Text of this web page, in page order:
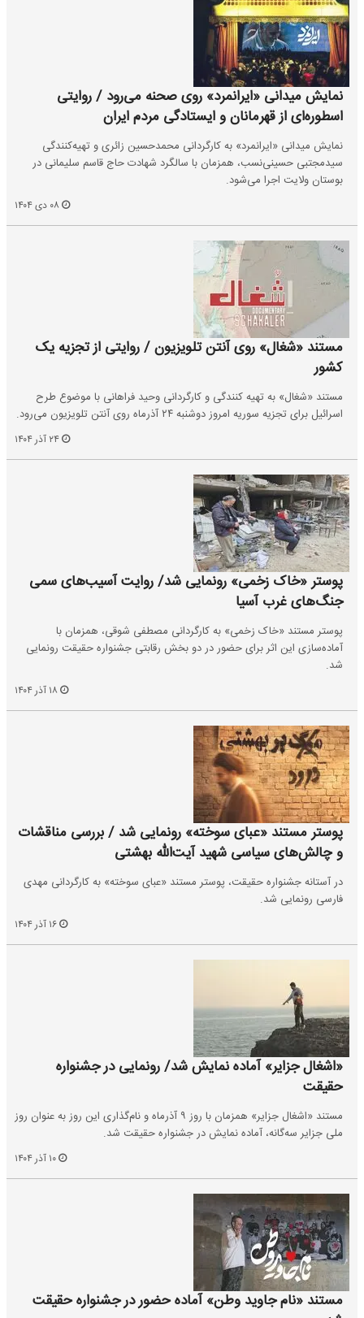
نمایش میدانی «ایرانمرد» روی صحنه می‌رود / روایتی
اسطوره‌ای از قهرمانان و ایستادگی مردم ایران
نمایش میدانی «ایرانمرد» به کارگردانی محمدحسین زائری و تهیه‌کنندگی
سیدمجتبی حسینی‌نسب، همزمان با سالگرد شهادت حاج قاسم سلیمانی در
بوستان ولایت اجرا می‌شود.
مستند «شغال» روی آنتن تلویزیون / روایتی از تجزیه یک
کشور
مستند «شغال» به تهیه کنندگی و کارگردانی وحید فراهانی با موضوع طرح
اسرائیل برای تجزیه سوریه امروز دوشنبه ۲۴ آذرماه روی آنتن تلویزیون می‌رود.
پوستر «خاک‌ زخمی» رونمایی شد/ روایت آسیب‌های سمی
جنگ‌های غرب آسیا
پوستر مستند «خاک‌ زخمی» به کارگردانی مصطفی شوقی، همزمان با
آماده‌سازی این اثر برای حضور در دو بخش رقابتی جشنواره حقیقت رونمایی
شد.
پوستر مستند «عبای سوخته» رونمایی شد / بررسی مناقشات
و چالش‌های سیاسی شهید آیت‌الله بهشتی
در آستانه جشنواره حقیقت، پوستر مستند «عبای سوخته» به کارگردانی مهدی
فارسی رونمایی شد.
«اشغال جزایر» آماده نمایش شد/ رونمایی در جشنواره
حقیقت
مستند «اشغال جزایر» همزمان با روز ۹ آذرماه و نام‌گذاری این روز به عنوان روز
ملی جزایر سه‌گانه، آماده نمایش در جشنواره حقیقت شد.
مستند «نام جاوید وطن» آماده حضور در جشنواره حقیقت